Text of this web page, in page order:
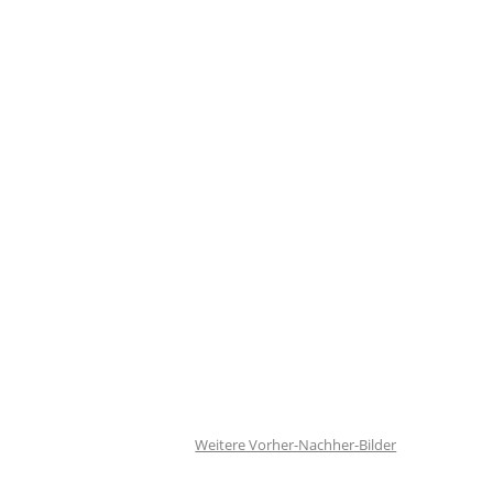
Weitere Vorher-Nachher-Bilder